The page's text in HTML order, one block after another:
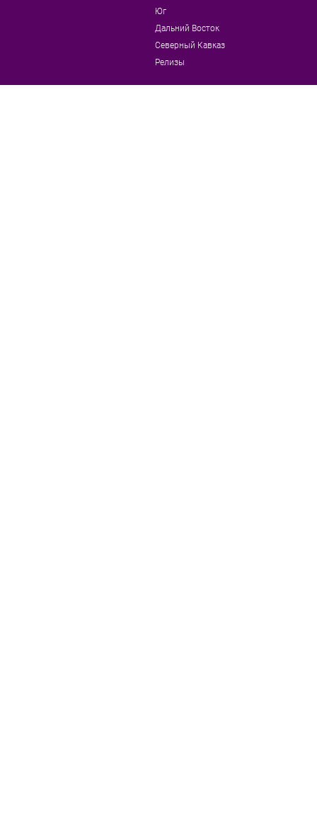
Юг
Дальний Восток
Северный Кавказ
Релизы